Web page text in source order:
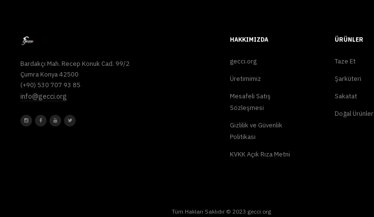
Bardakçı Mah. Recep Konuk Cad. 99/2
Çumra Konya 42500
(+90) 530 707 93 85
info@gecci.org
HAKKIMIZDA
gecci.org
Üretimimiz
Mesafeli Satış
Sözleşmesi
Gizlilik ve Güvenlik
Politikası
KVKK Açık Rıza Metni
ÜRÜNLER
Taze Et
Şarküteri
Sakatat
Doğal Ürünler
Tüm Hakları Saklıdır © 2023 gecci.org